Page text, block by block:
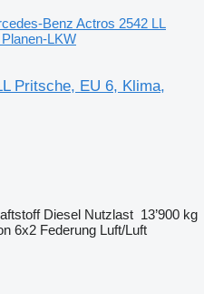
Benz Actros 2542 LL
LKW
Pritsche, EU 6, Klima,
Diesel Nutzlast 13’900 kg
6x2 Federung Luft/Luft